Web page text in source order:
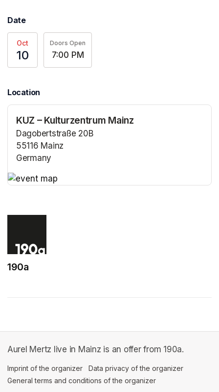
Date
Oct
10
Doors Open
7:00 PM
Location
KUZ – Kulturzentrum Mainz
Dagobertstraße 20B
55116 Mainz
Germany
190a
Aurel Mertz live in Mainz is an offer from 190a.
Imprint of the organizer (opens in a new tab)
Data privacy of the organizer
General terms and conditions of the organizer